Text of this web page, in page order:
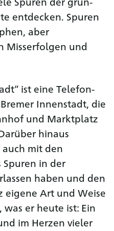
entdecken. Spuren
aber
Misserfolgen und
ist eine Telefon-
Innenstadt, die
und Marktplatz
hinaus
auch mit den
Spuren in der
haben und den
eigene Art und Weise
er heute ist: Ein
im Herzen vieler